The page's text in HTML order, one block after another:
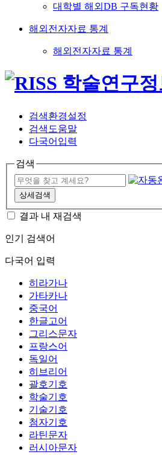
대학별 해외DB 구독현황
해외전자자료 통계
해외전자자료 통계
검색환경설정
검색도움말
다국어입력
검색
상세검색
결과 내 재검색
인기 검색어
다국어 입력
히라가나
가타카나
중국어
한글고어
그리스문자
프랑스어
독일어
히브리어
괄호기호
학술기호
기술기호
첨자기호
라틴문자
러시아문자